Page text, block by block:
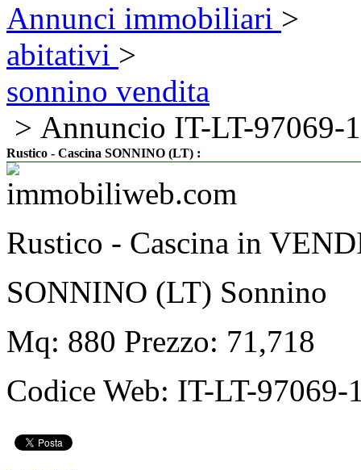
Annunci immobiliari >
abitativi >
sonnino vendita
> Annuncio IT-LT-97069-
Rustico - Cascina SONNINO (LT) :
Rustico - Cascina in
SONNINO (LT) Sonnino
Mq: 880 Prezzo: 71,718
Codice Web: IT-LT-97069-